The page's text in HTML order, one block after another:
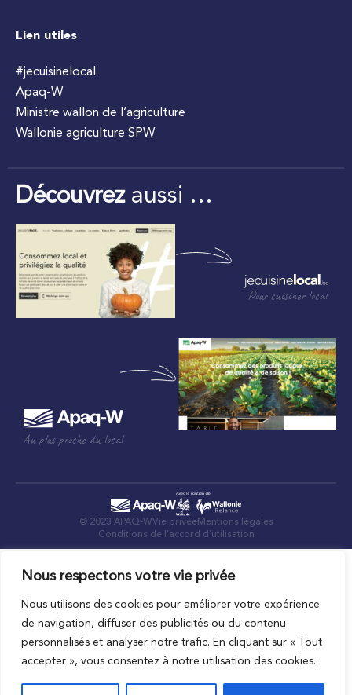
Nous respectons votre vie privée
Nous utilisons des cookies pour améliorer votre expérience
de navigation, diffuser des publicités ou du contenu
personnalisés et analyser notre trafic. En cliquant sur « Tout
accepter », vous consentez à notre utilisation des cookies.
Lien utiles
#jecuisinelocal
Apaq-W
Ministre wallon de l’agriculture
Wallonie agriculture SPW
Découvrezaussi …
Pour cuisiner local
Au plus proche du local
© 2023 APAQ-WVie privée Mentions légales
Conditions de l’accord d’utilisation